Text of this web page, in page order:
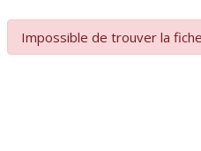
Impossible de trouver la